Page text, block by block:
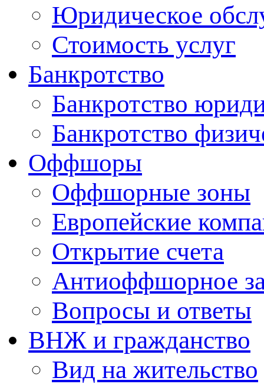
Юридическое
Стоимость услуг
Банкротство
Банкротство
Банкротство
Оффшоры
Оффшорные зоны
Европейские
Открытие счета
Антиоффшорное
Вопросы и ответы
ВНЖ и гражданство
Вид на жительство